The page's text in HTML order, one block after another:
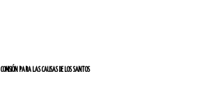
COMISIÓN PARA LAS CAUSAS DE LOS SANTOS